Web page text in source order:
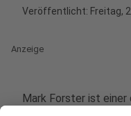
Veröffentlicht: Freitag,
Anzeige
Mark Forster ist